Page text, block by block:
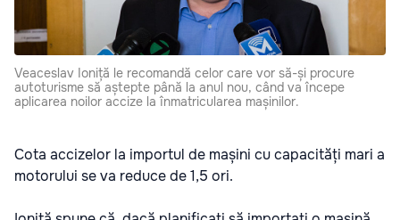
Veaceslav Ioniță le recomandă celor care vor să-și procure
autoturisme să aștepte până la anul nou, când va începe
aplicarea noilor accize la înmatricularea mașinilor.
Cota accizelor la importul de mașini cu capacități mari a
motorului se va reduce de 1,5 ori.